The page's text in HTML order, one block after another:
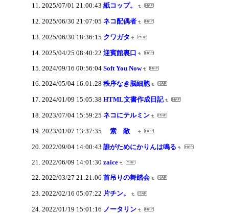
2025/07/01 21:00:43 紙コップ。
2025/06/30 21:07:05 ネコ配偶者
2025/06/30 18:36:15 クワガタ
2025/04/25 08:40:22 迎賓館裏口
2024/09/16 00:56:04 Soft You Now
2024/05/04 16:01:28 秩序なき脳細胞
2024/01/09 15:05:38 HTML文書作成日記
2023/07/04 15:59:25 ネコにテルミン
2023/01/07 13:37:35 索 敵
2022/09/04 14:00:43 誰がためにかりんは鳴る
2022/06/09 14:01:30 zaice
2022/03/27 21:21:06 首吊りの舞踏会
2022/02/16 05:07:22 片チン。
2022/01/19 15:01:16 ノータリン